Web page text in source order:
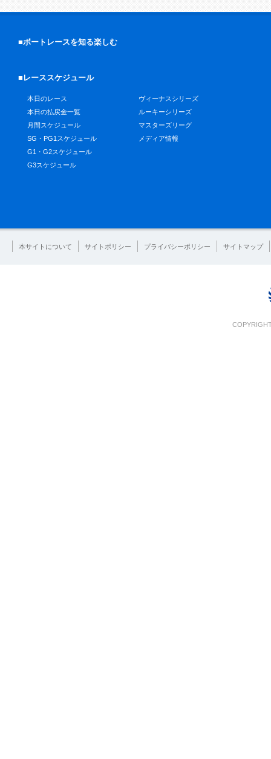
■ボートレースを知る楽しむ
■レーススケジュール
本日のレース
本日の払戻金一覧
月間スケジュール
SG・PG1スケジュール
G1・G2スケジュール
G3スケジュール
ヴィーナスシリーズ
ルーキーシリーズ
マスターズリーグ
メディア情報
本サイトについて サイトポリシー プライバシーポリシー サイトマップ